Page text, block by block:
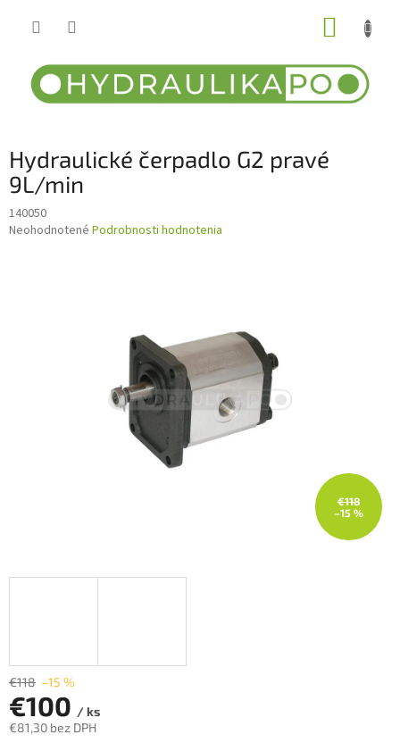
Hydraulické čerpadlo G2 pravé
9L/min
140050
Priemerné
Neohodnotené Podrobnosti hodnotenia
€118
–15 %
€118 –15 %
€100 / ks
€81,30 bez DPH